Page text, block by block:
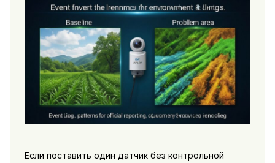
Если поставить один датчик без контрольной